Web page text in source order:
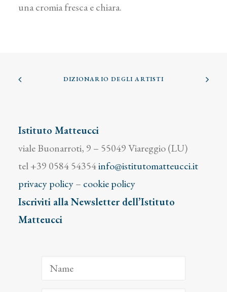
una cromia fresca e chiara.
DIZIONARIO DEGLI ARTISTI
Istituto Matteucci
viale Buonarroti, 9 – 55049 Viareggio (LU)
tel +39 0584 54354info@istitutomatteucci.it
privacy policy– cookie policy
Iscriviti alla Newsletter dell’Istituto
Matteucci